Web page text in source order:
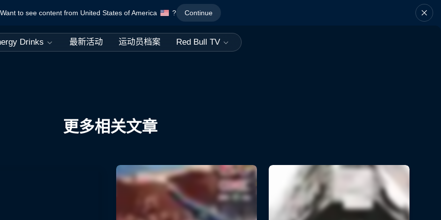
Want to see content from United States of America ? Continue
Drinks 最新活动 运动员档案 Red Bull TV
更多相关文章